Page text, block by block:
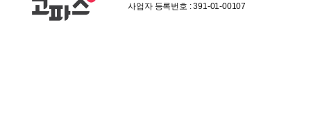
사업자 등록번호 : 391-01-00107